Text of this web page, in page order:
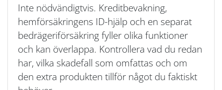
Inte nödvändigtvis. Kreditbevakning,
hemförsäkringens ID-hjälp och en separat
bedrägeriförsäkring fyller olika funktioner
och kan överlappa. Kontrollera vad du redan
har, vilka skadefall som omfattas och om
den extra produkten tillför något du faktiskt